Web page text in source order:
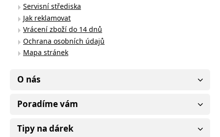
Servisní střediska
Jak reklamovat
Vrácení zboží do 14 dnů
Ochrana osobních údajů
Mapa stránek
O nás
Poradíme vám
Tipy na dárek